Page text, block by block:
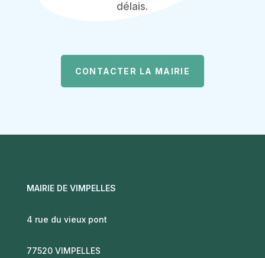
délais.
CONTACTER LA MAIRIE
MAIRIE DE VIMPELLES
4 rue du vieux pont
77520 VIMPELLES